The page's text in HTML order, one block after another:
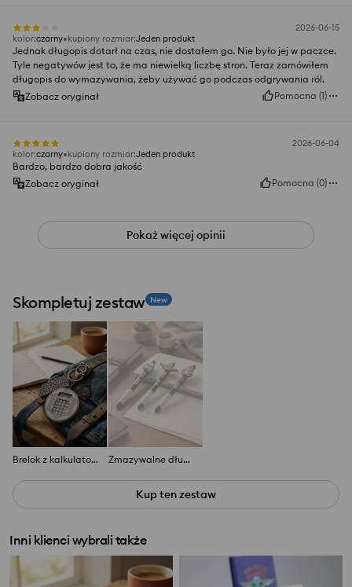
2026-06-15
kolor:czarny kupiony rozmiar:Jeden produkt
Jednak długopis dotarł na czas, nie dostałem go. Nie było jej w paczce.
Tyle negatywów jest to, że ma niewielką liczbę stron. Teraz zamówiłem
długopis do wymazywania, żeby używać go podczas odgrywania ról.
Zobacz oryginał
Pomocna (1)
2026-06-04
kolor:czarny kupiony rozmiar:Jeden produkt
Bardzo, bardzo dobra jakość
Zobacz oryginał
Pomocna (0)
Pokaż więcej opinii
Skompletuj zestaw New
Brelok z kalkulatorem Star Wars Zmazywalne długopisy 3 pack Star Wars
Kup ten zestaw
Inni klienci wybrali także